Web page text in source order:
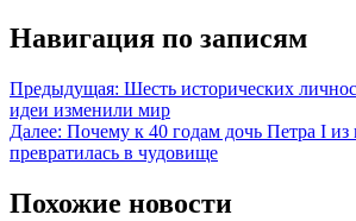
Навигация по записям
Предыдущая: Шесть исторических
идеи изменили мир
Далее: Почему к 40 годам дочь Петра I из
превратилась в чудовище
Похожие новости